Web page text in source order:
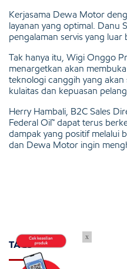
Kerjasama Dewa Motor
layanan yang optimal. Danu
pengalaman servis yang
Tak hanya itu, Wigi Onggo
menargetkan akan
teknologi canggih yang
kulaitas dan kepuasan
Herry Hambali, B2C Sales
Federal Oil™ dapat terus
dampak yang positif melalui
dan Dewa Motor ingin
TAGS
x